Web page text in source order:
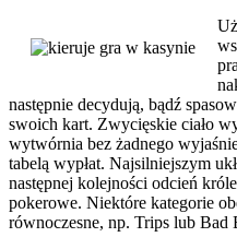
następnie decydują, bądź
swoich kart. Zwycięskie ciało
wytwórnia bez żadnego
tabelą wypłat. Najsilniejszym
następnej kolejności odcień
pokerowe. Niektóre kategorie
równoczesne, np. Trips lub Bad